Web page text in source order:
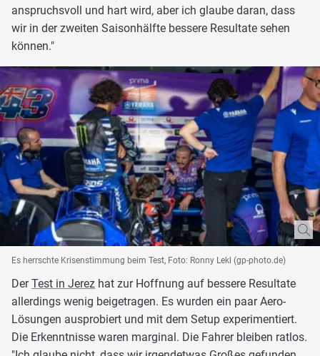
anspruchsvoll und hart wird, aber ich glaube daran, dass
wir in der zweiten Saisonhälfte bessere Resultate sehen
können."
Es herrschte Krisenstimmung beim Test, Foto: Ronny Lekl (gp-photo.de)
DerTest in Jerez hat zur Hoffnung auf bessere Resultate
allerdings wenig beigetragen. Es wurden ein paar Aero-
Lösungen ausprobiert und mit dem Setup experimentiert.
Die Erkenntnisse waren marginal. Die Fahrer bleiben ratlos.